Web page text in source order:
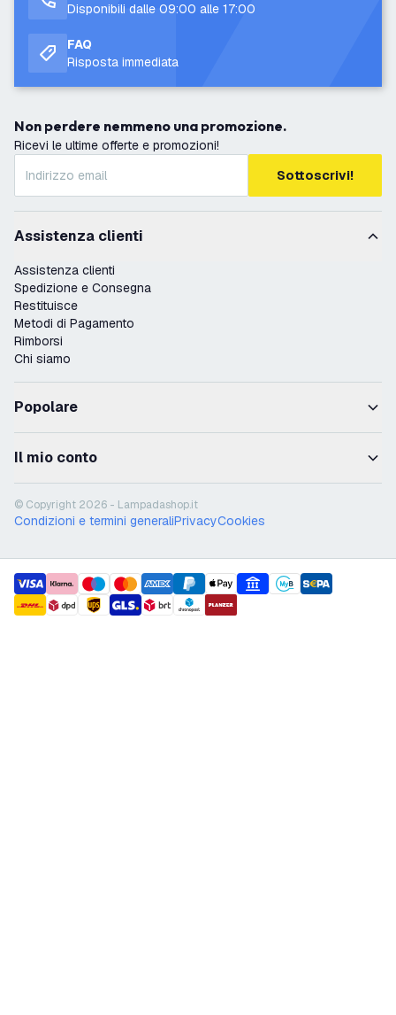
Disponibili dalle 09:00 alle 17:00
FAQ
Risposta immediata
Non perdere nemmeno una promozione.
Ricevi le ultime offerte e promozioni!
Sottoscrivi!
Assistenza clienti
Assistenza clienti
Spedizione e Consegna
Restituisce
Metodi di Pagamento
Rimborsi
Chi siamo
Popolare
Il mio conto
© Copyright 2026 - Lampadashop.it
Condizioni e termini generaliPrivacyCookies
payment methods
shipment methods